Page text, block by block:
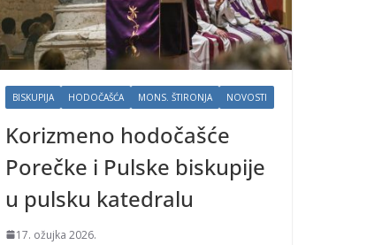
BISKUPIJA HODOČAŠĆA MONS. ŠTIRONJA NOVOSTI
Korizmeno hodočašće
Porečke i Pulske biskupije
u pulsku katedralu
17. ožujka 2026.